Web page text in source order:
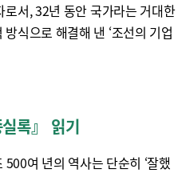
로서, 32년 동안 국가라는 거대한
식으로 해결해 낸 ‘조선의 기업
록』 읽기
여 년의 역사는 단순히 ‘잘했